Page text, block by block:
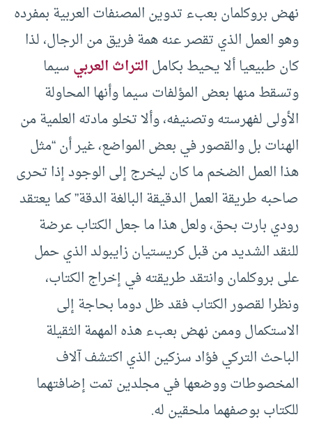
نهض بروكلمان بعبء تدوين المصنفات العربية بمفرده
وهو العمل الذي تقصر عنه همة فريق من الرجال، لذا
كان طبيعيا ألا يحيط بكاملالتراث العربيسيما
وتسقط منها بعض المؤلفات سيما وأنها المحاولة
الأولى لفهرسته وتصنيفه، وألا تخلو مادته العلمية من
الهنات بل والقصور في بعض المواضع، غير أن “مثل
هذا العمل الضخم ما كان ليخرج إلى الوجود إذا تحرى
صاحبه طريقة العمل الدقيقة البالغة الدقة” كما يعتقد
رودي بارت بحق، ولعل هذا ما جعل الكتاب عرضة
للنقد الشديد من قبل كريستيان زايبولد الذي حمل
على بروكلمان وانتقد طريقته في إخراج الكتاب،
ونظرا لقصور الكتاب فقد ظل دوما بحاجة إلى
الاستكمال وممن نهض بعبء هذه المهمة الثقيلة
الباحث التركي فؤاد سزكين الذي اكتشف آلاف
المخصوطات ووضعها في مجلدين تمت إضافتهما
للكتاب بوصفهما ملحقين له.